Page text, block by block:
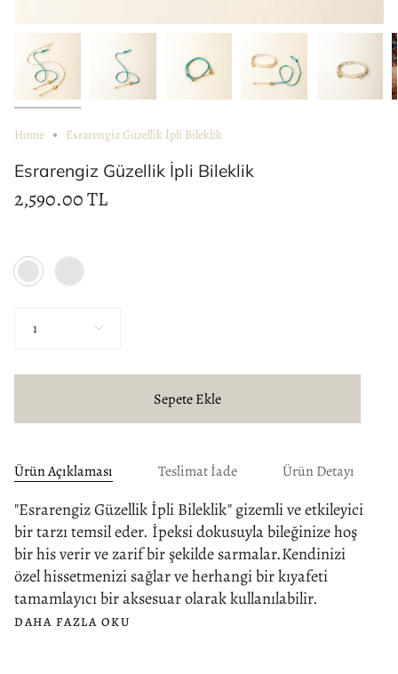
Home Esrarengiz Güzellik İpli Bileklik
Esrarengiz Güzellik İpli Bileklik
2,590.00 TL
Renk
Yeşil Krem
1
Sepete Ekle
Ürün Açıklaması Teslimat İade Ürün Detayı
"Esrarengiz Güzellik İpli Bileklik" gizemli ve etkileyici
bir tarzı temsil eder. İpeksi dokusuyla bileğinize hoş
bir his verir ve zarif bir şekilde sarmalar.Kendinizi
özel hissetmenizi sağlar ve herhangi bir kıyafeti
tamamlayıcı bir aksesuar olarak kullanılabilir.
DAHA FAZLA OKU